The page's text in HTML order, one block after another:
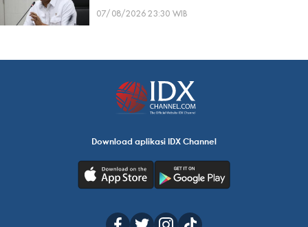
07/08/2026 23:30 WIB
Download aplikasi IDX Channel